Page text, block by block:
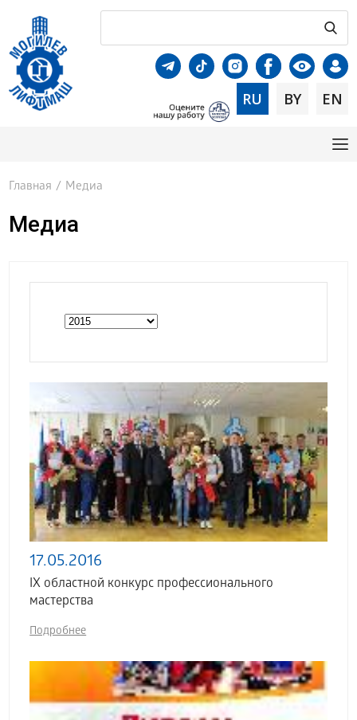
RU BY EN
Главная / Медиа
Медиа
17.05.2016
IX областной конкурс профессионального
мастерства
Подробнее